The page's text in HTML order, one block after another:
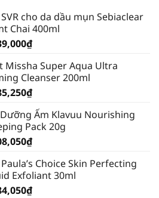
cho da dầu mụn Sebiaclear
Chai 400ml
₫Giá
tại
là:
339,000₫.
Missha Super Aqua Ultra
Cleanser 200ml
₫Giá
tại
là:
185,250₫.
Ẩm Klavuu Nourishing
Pack 20g
₫Giá
tại
là:
208,050₫.
Choice Skin Perfecting
Exfoliant 30ml
₫Giá